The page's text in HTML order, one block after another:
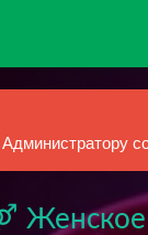
Женское